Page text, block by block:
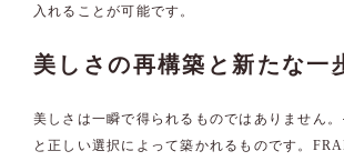
入れることが可能です。
美しさの再構築と新たな一
美しさは一瞬で得られるものではありません
と正しい選択によって築かれるものです。